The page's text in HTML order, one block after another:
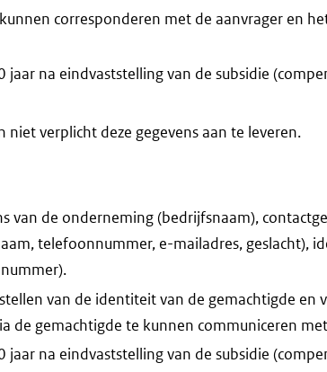
corresponderen met de aanvrager en
jaar na eindvaststelling van de subsidie
niet verplicht deze gegevens aan te leveren.
van de onderneming (bedrijfsnaam),
telefoonnummer, e-mailadres, geslacht),
van de identiteit van de gemachtigde en
de gemachtigde te kunnen communiceren
jaar na eindvaststelling van de subsidie